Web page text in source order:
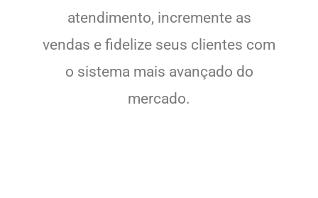
atendimento, incremente as
vendas e fidelize seus clientes com
o sistema mais avançado do
mercado.